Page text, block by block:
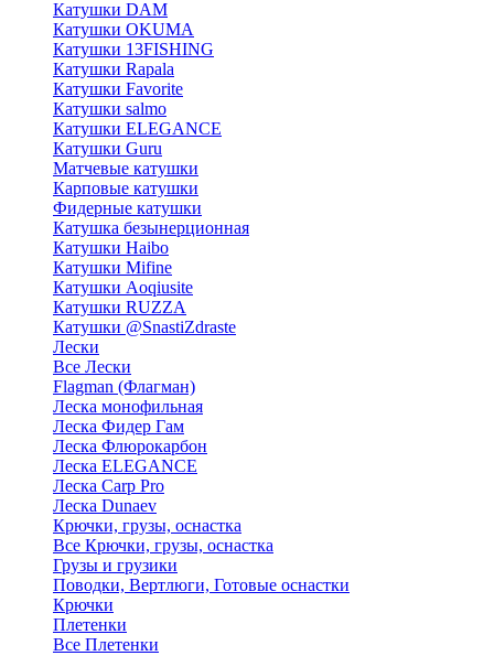
Катушки DAM
Катушки OKUMA
Катушки 13FISHING
Катушки Rapala
Катушки Favorite
Катушки salmo
Катушки ELEGANCE
Катушки Guru
Матчевые катушки
Карповые катушки
Фидерные катушки
Катушка безынерционная
Катушки Haibo
Катушки Mifine
Катушки Aoqiusite
Катушки RUZZA
Катушки @SnastiZdraste
Лески
Все Лески
Flagman (Флагман)
Леска монофильная
Леска Фидер Гам
Леска Флюрокарбон
Леска ELEGANCE
Леска Carp Pro
Леска Dunaev
Крючки, грузы, оснастка
Все Крючки, грузы, оснастка
Грузы и грузики
Поводки, Вертлюги, Готовые оснастки
Крючки
Плетенки
Все Плетенки